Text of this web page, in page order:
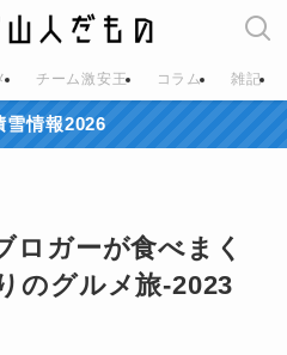
チーム激安王 コラム 雑記
雪情報2026
ロガーが食べまく
のグルメ旅-2023